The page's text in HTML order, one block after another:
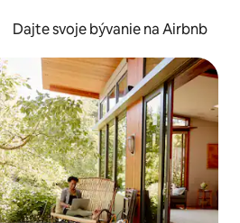
Dajte svoje bývanie na Airbnb